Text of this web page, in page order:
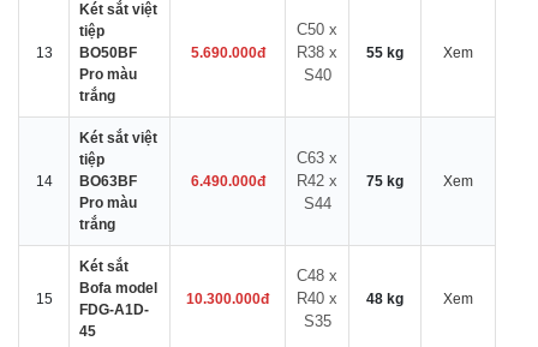
13
Két sắt việt
tiệp
BO50BF
Pro màu
trắng
5.690.000đ
C50 x
R38 x
S40
55 kg Xem
14
Két sắt việt
tiệp
BO63BF
Pro màu
trắng
6.490.000đ
C63 x
R42 x
S44
75 kg Xem
15
Két sắt
Bofa model
FDG-A1D-
45
10.300.000đ
C48 x
R40 x
S35
48 kg Xem